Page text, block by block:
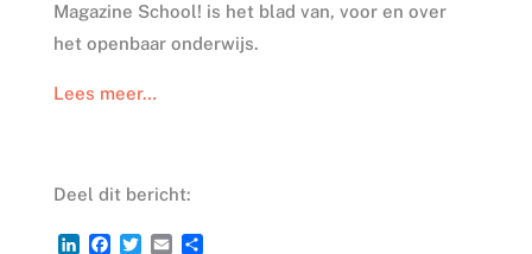
Magazine School! is het blad van, voor en over
het openbaar onderwijs.
Lees meer…
Deel dit bericht:
L
F
T
E
D